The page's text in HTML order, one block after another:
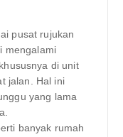
pusat rujukan
mengalami
di unit
jalan. Hal ini
yang lama
banyak rumah